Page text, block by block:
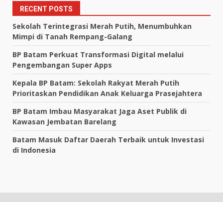
RECENT POSTS
Sekolah Terintegrasi Merah Putih, Menumbuhkan
Mimpi di Tanah Rempang-Galang
BP Batam Perkuat Transformasi Digital melalui
Pengembangan Super Apps
Kepala BP Batam: Sekolah Rakyat Merah Putih
Prioritaskan Pendidikan Anak Keluarga Prasejahtera
BP Batam Imbau Masyarakat Jaga Aset Publik di
Kawasan Jembatan Barelang
Batam Masuk Daftar Daerah Terbaik untuk Investasi
di Indonesia